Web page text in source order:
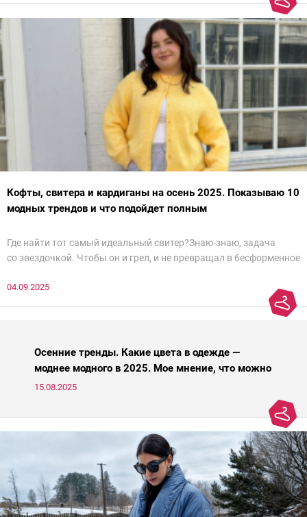
Кофты, свитера и кардиганы на осень 2025. Показываю 10
модных трендов и что подойдет полным
Где найти тот самый идеальный свитер?Знаю-знаю, задача
со звездочкой. Чтобы он и грел, и не превращал в бесформенное
паники.
04.09.2025
Осенние тренды. Какие цвета в одежде —
моднее модного в 2025. Мое мнение, что можно
носить, а что нет
15.08.2025